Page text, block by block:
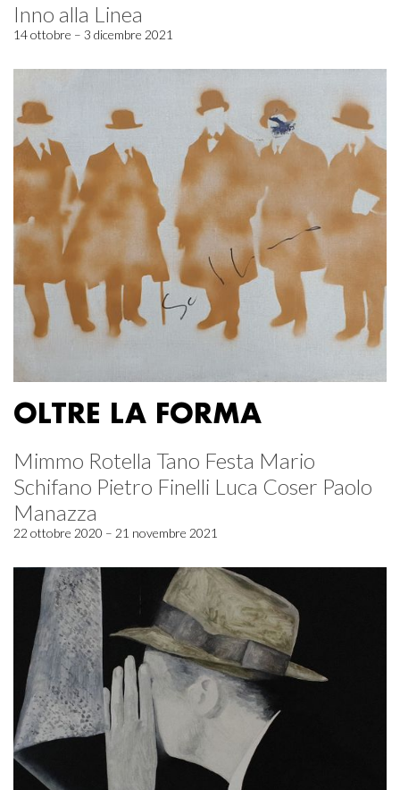
Inno alla Linea
14 ottobre – 3 dicembre 2021
OLTRE LA FORMA
Mimmo Rotella Tano Festa Mario
Schifano Pietro Finelli Luca Coser Paolo
Manazza
22 ottobre 2020 – 21 novembre 2021